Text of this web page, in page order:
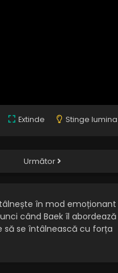
Extinde Stinge lumina
Următor
în mod emoționant
când Baek îl abordează
să se întâlnească cu forța